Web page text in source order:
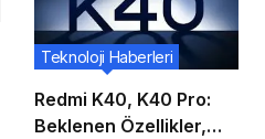
Redmi K40, K40 Pro:
Beklenen Özellikler,
Teknoloji Haberleri